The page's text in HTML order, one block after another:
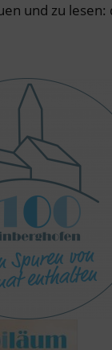
und zu lesen: